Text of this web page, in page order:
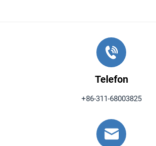
Telefon
+86-311-68003825